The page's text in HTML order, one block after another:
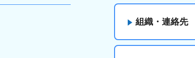
組織・連絡先